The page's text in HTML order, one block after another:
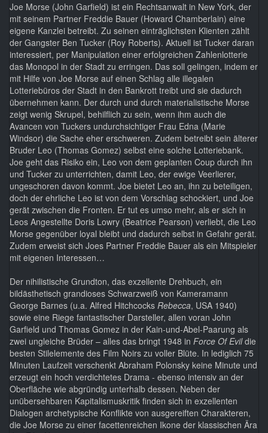
Joe Morse (John Garfield) ist ein Rechtsanwalt in New York, der
mit seinem Partner Freddie Bauer (Howard Chamberlain) eine
eigene Kanzlei betreibt. Zu seinen einträglichsten Klienten zählt
der Gangster Ben Tucker (Roy Roberts). Aktuell ist Tucker daran
interessiert, per Manipulation einer erfolgreichen Zahlenlotterie
das Monopol in der Stadt zu erringen. Das soll gelingen, indem er
mit Hilfe von Joe Morse auf einen Schlag alle illegalen
Lotteriebüros der Stadt in den Bankrott treibt und sie dadurch
übernehmen kann. Der durch und durch materialistische Morse
zeigt wenig Skrupel, behilflich zu sein, wenn ihm auch die
Avancen von Tuckers undurchsichtiger Frau Edna (Marie
Windsor) die Sache eher erschweren. Zudem betreibt sein älterer
Bruder Leo (Thomas Gomez) selbst eine solche Lotteriebank.
Joe geht das Risiko ein, Leo von dem geplanten Coup durch ihn
und Tucker zu unterrichten, damit Leo, der ewige Veerlierer,
ungeschoren davon kommt. Joe bietet Leo an, ihn zu beteiligen,
doch der ehrliche Leo ist von dem Vorschlag schockiert, und Joe
gerät zwischen die Fronten. Er tut es umso mehr, als er sich in
Leos Angestellte Doris Lowry (Beatrice Pearson) verliebt, die Leo
Morse gegenüber loyal bleibt und dadurch selbst in Gefahr gerät.
Zudem erweist sich Joes Partner Freddie Bauer als ein Mitspieler
mit eigenen Interessen…
Der nihilistische Grundton, das exzellente Drehbuch, ein
bildästhetisch grandioses Schwarzweiß von Kameramann
George Barnes (u.a. Alfred Hitchcocks Rebecca, USA 1940)
sowie eine Riege fantastischer Darsteller, allen voran John
Garfield und Thomas Gomez in der Kain-und-Abel-Paarung als
zwei ungleiche Brüder – alles das bringt 1948 in Force Of Evildie
besten Stilelemente des Film Noirs zu voller Blüte. In lediglich 75
Minuten Laufzeit verschenkt Abraham Polonsky keine Minute und
erzeugt ein hoch verdichtetes Drama - ebenso intensiv an der
Oberfläche wie abgründig unterhalb dessen. Neben der
unübersehbaren Kapitalismuskritik finden sich in exzellenten
Dialogen archetypische Konflikte von ausgereiften Charakteren,
die Joe Morse zu einer facettenreichen Ikone der klassischen Ära